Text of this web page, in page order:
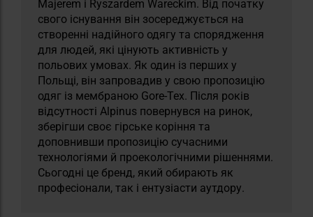
Majerem і Ryszardem Wareckim. Від початку
свого існування він зосереджується на
створенні надійного одягу та спорядження
для людей, які цінують активність у
польових умовах. Як один із перших у
Польщі, він запровадив у свою пропозицію
одяг із мембраною Gore-Tex. Після років
відсутності Alpinus повернувся на ринок,
зберігши своє гірське коріння та
доповнивши пропозицію сучасними
технологіями й проекологічними рішеннями.
Сьогодні це бренд, який обирають як
професіонали, так і ентузіасти аутдору.